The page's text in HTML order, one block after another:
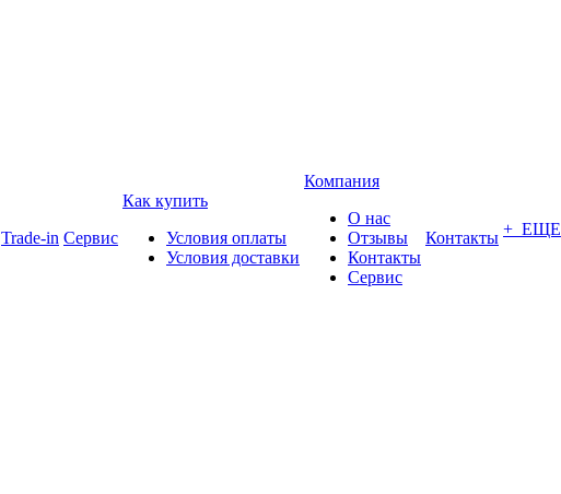
Trade-in Сервис
Как купить
Условия оплаты
Условия доставки
Компания
О нас
Отзывы
Контакты
Сервис
Контакты + ЕЩЕ